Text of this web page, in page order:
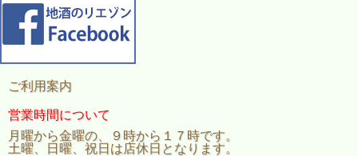
ご利用案内
営業時間について
月曜から金曜の、９時から１７時です。
土曜、日曜、祝日は店休日となります。